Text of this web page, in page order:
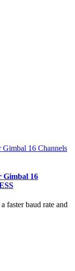
Gimbal 16
faster baud rate and